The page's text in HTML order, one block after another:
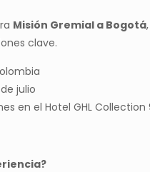
Misión Gremial a Bogotá
clave.
julio
en el Hotel GHL Collection